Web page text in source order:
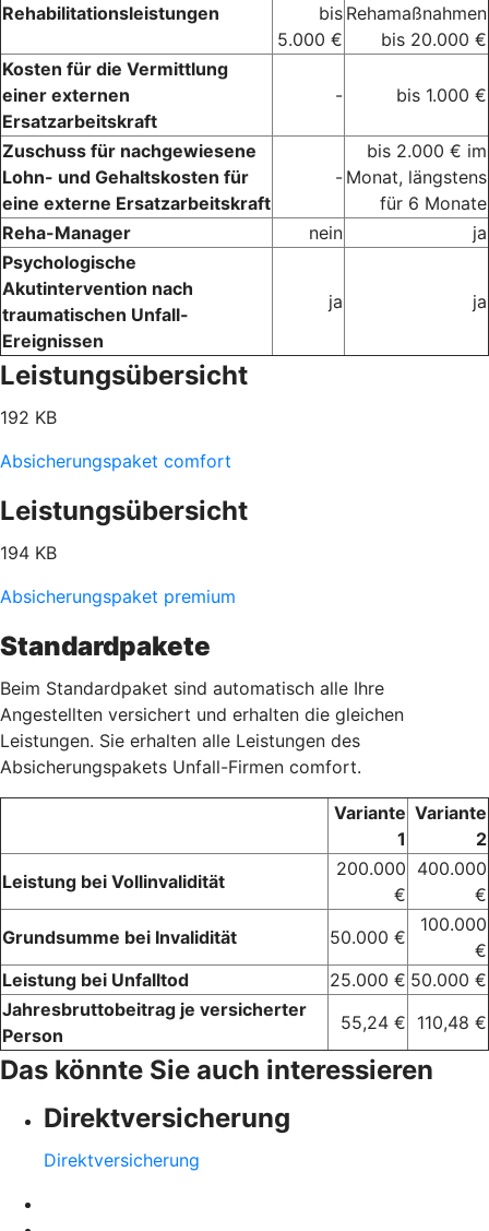
Rehabilitationsleistungen
bis
5.000 €
Rehamaßnahmen
bis 20.000 €
Kosten für die Vermittlung
einer externen
Ersatzarbeitskraft
- bis 1.000 €
Zuschuss für nachgewiesene
Lohn- und Gehaltskosten für
eine externe Ersatzarbeitskraft
-
bis 2.000 € im
Monat, längstens
für 6 Monate
Reha-Manager
nein
ja
Psychologische
Akutintervention nach
traumatischen Unfall-
Ereignissen
ja ja
Leistungsübersicht
192 KB
Absicherungspaket comfort
Leistungsübersicht
194 KB
Absicherungspaket premium
Standardpakete
Beim Standardpaket sind automatisch alle Ihre
Angestellten versichert und erhalten die gleichen
Leistungen. Sie erhalten alle Leistungen des
Absicherungspakets Unfall-Firmen comfort.
Variante
1
Variante
2
Leistung bei Vollinvalidität
200.000
€
400.000
€
Grundsumme bei Invalidität
50.000 €
100.000
€
Leistung bei Unfalltod
25.000 € 50.000 €
Jahresbruttobeitrag je versicherter
Person
55,24 € 110,48 €
Das könnte Sie auch interessieren
Direktversicherung
Direktversicherung